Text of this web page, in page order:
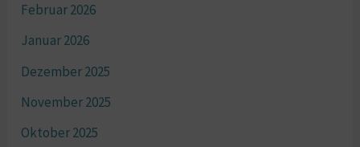
Februar 2026
Januar 2026
Dezember 2025
November 2025
Oktober 2025